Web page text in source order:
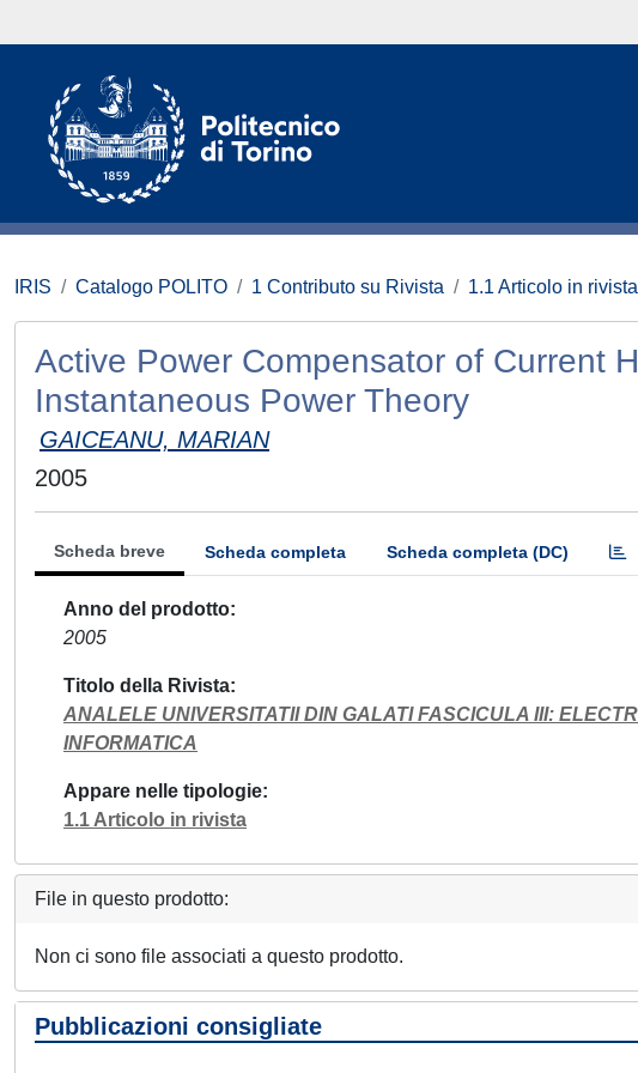
IRIS Catalogo POLITO 1 Contributo su Rivista 1.1 Articolo in rivista
Active Power Compensator of Current
Instantaneous Power Theory
GAICEANU, MARIAN
2005
Scheda breve Scheda completa Scheda completa (DC)
Anno del prodotto
2005
Titolo della Rivista
ANALELE UNIVERSITATII DIN GALATI FASCICULA III:
INFORMATICA
Appare nelle tipologie
1.1 Articolo in rivista
File in questo prodotto:
Non ci sono file associati a questo prodotto.
Pubblicazioni consigliate